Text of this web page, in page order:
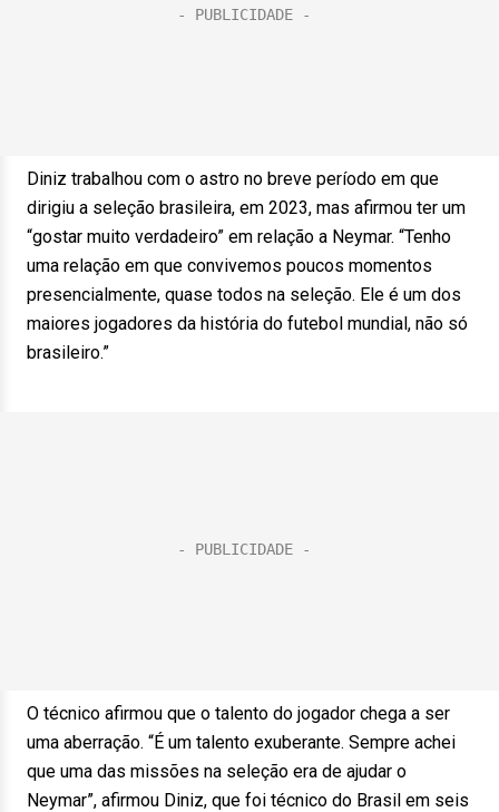
Diniz trabalhou com o astro no breve período em que
dirigiu a seleção brasileira, em 2023, mas afirmou ter um
“gostar muito verdadeiro” em relação a Neymar. “Tenho
uma relação em que convivemos poucos momentos
presencialmente, quase todos na seleção. Ele é um dos
maiores jogadores da história do futebol mundial, não só
brasileiro.”
O técnico afirmou que o talento do jogador chega a ser
uma aberração. “É um talento exuberante. Sempre achei
que uma das missões na seleção era de ajudar o
Neymar”, afirmou Diniz, que foi técnico do Brasil em seis